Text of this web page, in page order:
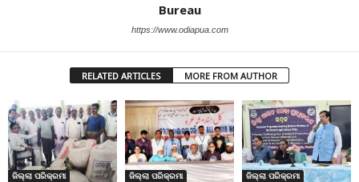
Bureau
https://www.odiapua.com
RELATED ARTICLES MORE FROM AUTHOR
ଜିଲ୍ଲା ପରିକ୍ରମା ଜିଲ୍ଲା ପରିକ୍ରମା ଜିଲ୍ଲା ପରିକ୍ରମା